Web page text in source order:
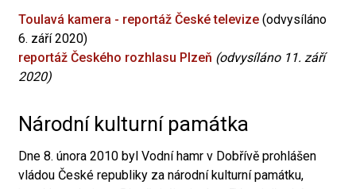
Toulavá kamera - reportáž České televize (odvysíláno
6. září 2020)
reportáž Českého rozhlasu Plzeň (odvysíláno 11. září
2020)
Národní kulturní památka
Dne 8. února 2010 byl Vodní hamr v Dobřívě prohlášen
vládou České republiky za národní kulturní památku,